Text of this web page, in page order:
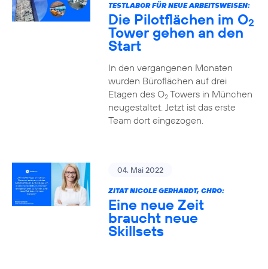
TESTLABOR FÜR NEUE ARBEITSWEISEN:
Die Pilotflächen im O2
Tower gehen an den
Start
In den vergangenen Monaten
wurden Büroflächen auf drei
Etagen des O2Towers in München
neugestaltet. Jetzt ist das erste
Team dort eingezogen.
04. Mai 2022
ZITAT NICOLE GERHARDT, CHRO:
Eine neue Zeit
braucht neue
Skillsets